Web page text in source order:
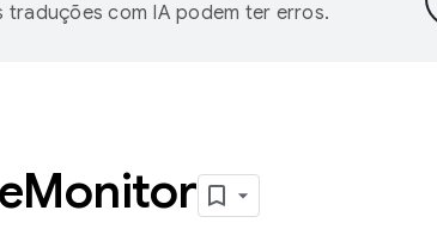
traduções com IA podem ter erros.
Monitor